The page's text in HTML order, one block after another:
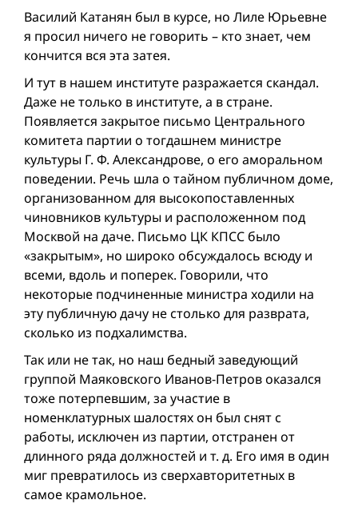
Василий Катанян был в курсе, но Лиле Юрьевне
я просил ничего не говорить – кто знает, чем
кончится вся эта затея.
И тут в нашем институте разражается скандал.
Даже не только в институте, а в стране.
Появляется закрытое письмо Центрального
комитета партии о тогдашнем министре
культуры Г. Ф. Александрове, о его аморальном
поведении. Речь шла о тайном публичном доме,
организованном для высокопоставленных
чиновников культуры и расположенном под
Москвой на даче. Письмо ЦК КПСС было
«закрытым», но широко обсуждалось всюду и
всеми, вдоль и поперек. Говорили, что
некоторые подчиненные министра ходили на
эту публичную дачу не столько для разврата,
сколько из подхалимства.
Так или не так, но наш бедный заведующий
группой Маяковского Иванов-Петров оказался
тоже потерпевшим, за участие в
номенклатурных шалостях он был снят с
работы, исключен из партии, отстранен от
длинного ряда должностей и т. д. Его имя в один
миг превратилось из сверхавторитетных в
самое крамольное.